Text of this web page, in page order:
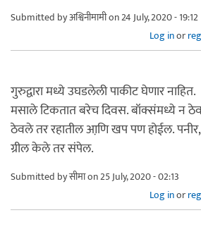
Submitted byअश्विनीमामीon 24 July, 2020 - 19:12
Log inor
गुरुद्वारा मध्ये उघडलेली पाकीट घेणार नाहित.
मसाले टिकतात बरेच दिवस. बॉक्संमध्ये न
ठेवले तर रहातील आणि़ खप पण होईल.
ग्रील केले तर संपेल.
Submitted byसीमाon 25 July, 2020 - 02:13
Log inor